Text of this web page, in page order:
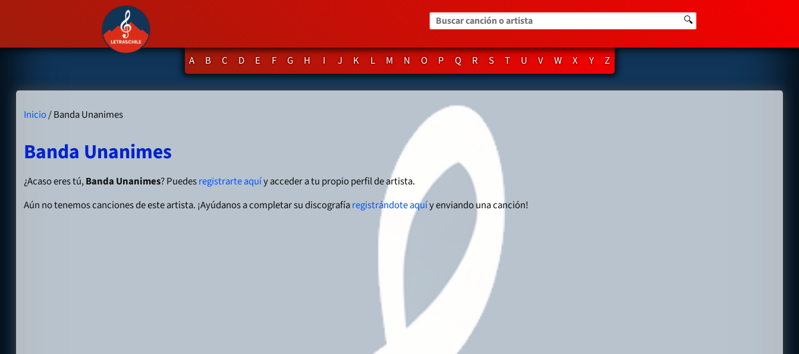
Buscar canción o artista 🔍
A B C D E F G H I J K L M N O P Q R S T U V W X Y Z
Inicio/ Banda Unanimes
Banda Unanimes
¿Acaso eres tú,Banda Unanimes? Puedesregistrarte aquíy acceder a tu propio perfil de artista.
Aún no tenemos canciones de este artista. ¡Ayúdanos a completar su discografíaregistrándote aquíy enviando una canción!